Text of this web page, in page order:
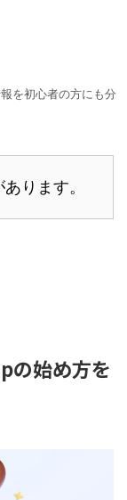
を初心者の方にも分
ります。
の始め方を